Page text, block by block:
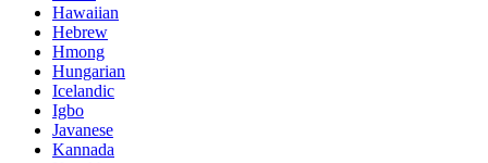
Hawaiian
Hebrew
Hmong
Hungarian
Icelandic
Igbo
Javanese
Kannada